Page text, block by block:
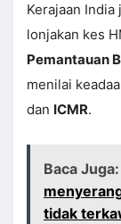
Kerajaan
lonjakan kes
Pemantauan
menilai
dan ICMR.
Baca Juga:
tidak